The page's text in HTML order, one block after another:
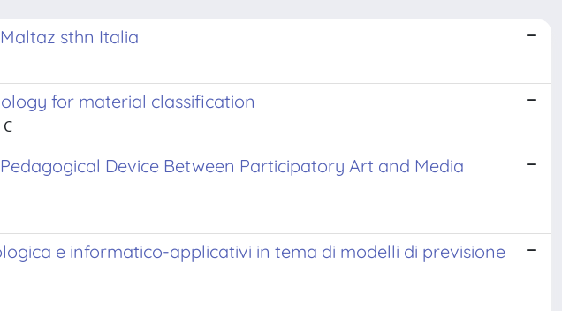
sthn Italia
for material classification
Device Between Participatory Art and Media
e informatico-applicativi in tema di modelli di previsione